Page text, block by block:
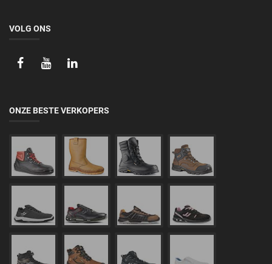
VOLG ONS
ONZE BESTE VERKOPERS